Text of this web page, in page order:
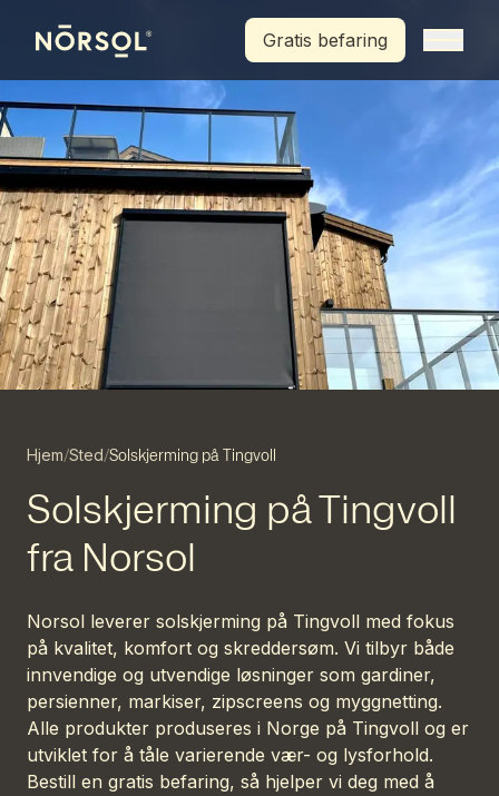
Gratis befaring
Hjem/Sted/Solskjerming på Tingvoll
Solskjerming på Tingvoll
fra Norsol
Norsol leverer solskjerming på Tingvoll med fokus
på kvalitet, komfort og skreddersøm. Vi tilbyr både
innvendige og utvendige løsninger som gardiner,
persienner, markiser, zipscreens og myggnetting.
Alle produkter produseres i Norge på Tingvoll og er
utviklet for å tåle varierende vær- og lysforhold.
Bestill en gratis befaring, så hjelper vi deg med å